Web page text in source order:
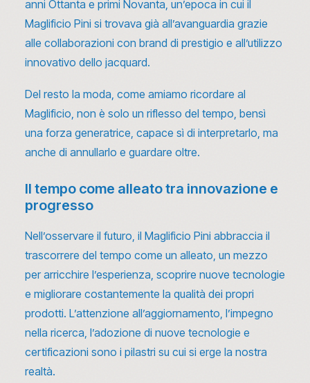
anni Ottanta e primi Novanta, un’epoca in cui il
Maglificio Pini si trovava già all’avanguardia grazie
alle collaborazioni con brand di prestigio e all’utilizzo
innovativo dello jacquard.
Del resto la moda, come amiamo ricordare al
Maglificio, non è solo un riflesso del tempo, bensì
una forza generatrice, capace sì di interpretarlo, ma
anche di annullarlo e guardare oltre.
Il tempo come alleato tra innovazione e
progresso
Nell’osservare il futuro, il Maglificio Pini abbraccia il
trascorrere del tempo come un alleato, un mezzo
per arricchire l’esperienza, scoprire nuove tecnologie
e migliorare costantemente la qualità dei propri
prodotti. L’attenzione all’aggiornamento, l’impegno
nella ricerca, l’adozione di nuove tecnologie e
certificazioni sono i pilastri su cui si erge la nostra
realtà.